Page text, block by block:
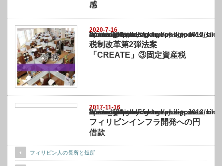
感
2020-7-16
Warning
: Undefined array key "show_category" in
/home/netst/kuno-cpa.co.jp/public_html/philippines_blog/wp-content/themes/
on line183
税制改革第2弾法案
「CREATE」③固定資産税
2017-11-16
Warning
: Undefined array key "show_category" in
/home/netst/kuno-cpa.co.jp/public_html/philippines_blog/wp-content/themes/
on line183
フィリピンインフラ開発への円
借款
フィリピン人の長所と短所